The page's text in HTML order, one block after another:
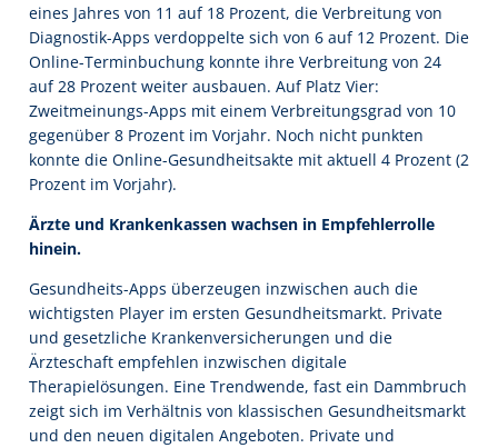
eines Jahres von 11 auf 18 Prozent, die Verbreitung von
Diagnostik-Apps verdoppelte sich von 6 auf 12 Prozent. Die
Online-Terminbuchung konnte ihre Verbreitung von 24
auf 28 Prozent weiter ausbauen. Auf Platz Vier:
Zweitmeinungs-Apps mit einem Verbreitungsgrad von 10
gegenüber 8 Prozent im Vorjahr. Noch nicht punkten
konnte die Online-Gesundheitsakte mit aktuell 4 Prozent (2
Prozent im Vorjahr).
Ärzte und Krankenkassen wachsen in Empfehlerrolle
hinein.
Gesundheits-Apps überzeugen inzwischen auch die
wichtigsten Player im ersten Gesundheitsmarkt. Private
und gesetzliche Krankenversicherungen und die
Ärzteschaft empfehlen inzwischen digitale
Therapielösungen. Eine Trendwende, fast ein Dammbruch
zeigt sich im Verhältnis von klassischen Gesundheitsmarkt
und den neuen digitalen Angeboten. Private und